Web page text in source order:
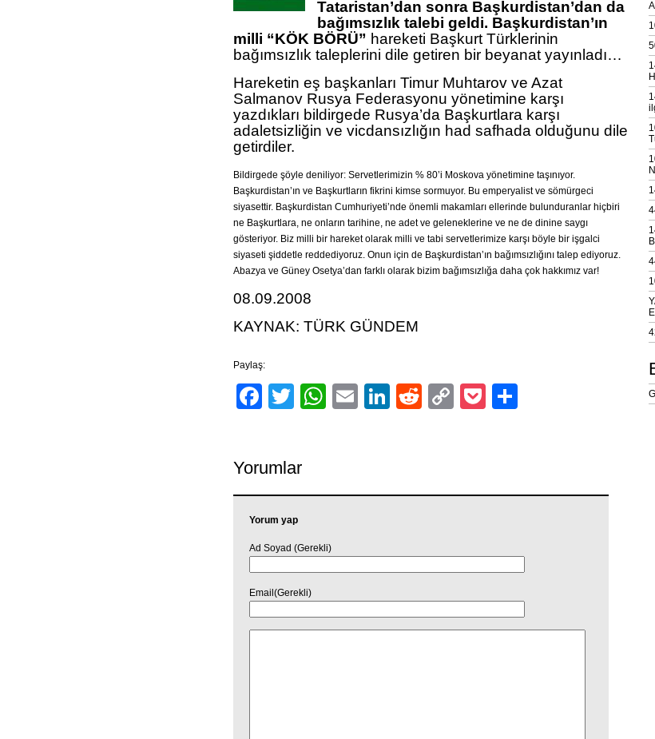
Tataristan’dan sonra Başkurdistan’dan da
bağımsızlık talebi geldi. Başkurdistan’ın
milli “KÖK BÖRÜ” hareketi Başkurt Türklerinin
bağımsızlık taleplerini dile getiren bir beyanat yayınladı…
Hareketin eş başkanları Timur Muhtarov ve Azat
Salmanov Rusya Federasyonu yönetimine karşı
yazdıkları bildirgede Rusya’da Başkurtlara karşı
adaletsizliğin ve vicdansızlığın had safhada olduğunu dile
getirdiler.
Bildirgede şöyle deniliyor: Servetlerimizin % 80’i Moskova yönetimine taşınıyor.
Başkurdistan’ın ve Başkurtların fikrini kimse sormuyor. Bu emperyalist ve sömürgeci
siyasettir. Başkurdistan Cumhuriyeti’nde önemli makamları ellerinde bulunduranlar hiçbiri
ne Başkurtlara, ne onların tarihine, ne adet ve geleneklerine ve ne de dinine saygı
gösteriyor. Biz milli bir hareket olarak milli ve tabi servetlerimize karşı böyle bir işgalci
siyaseti şiddetle reddediyoruz. Onun için de Başkurdistan’ın bağımsızlığını talep ediyoruz.
Abazya ve Güney Osetya’dan farklı olarak bizim bağımsızlığa daha çok hakkımız var!
08.09.2008
KAYNAK: TÜRK GÜNDEM
Paylaş:
Facebook
TwitterWhatsApp
EmailLinkedIn
RedditCopyPocket
Yorumlar
Yorum yap
Ad Soyad (Gerekli)
Email(Gerekli)